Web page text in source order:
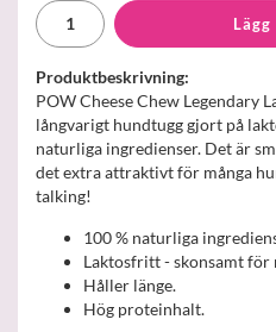
Produktbeskrivning:
POW Cheese Chew Legendary
långvarigt hundtugg gjort på
naturliga ingredienser. Det är
det extra attraktivt för många
talking!
100 % naturliga
Laktosfritt - skonsamt för
Håller länge.
Hög proteinhalt.